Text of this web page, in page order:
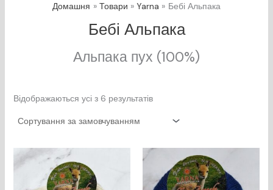
Домашня Товари Yarna Бебі Альпака
Бебі Альпака
Альпака пух (100%)
Відображаються усі з 6 результатів